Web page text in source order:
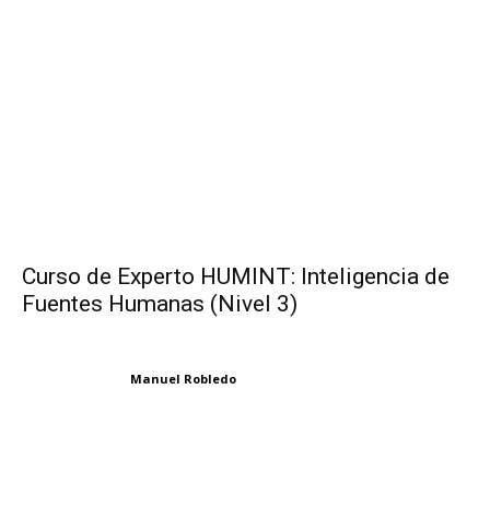
Curso de Experto HUMINT: Inteligencia de
Fuentes Humanas (Nivel 3)
Manuel Robledo